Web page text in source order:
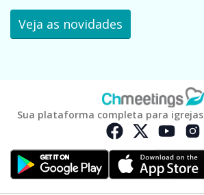
Veja as novidades
Sua plataforma completa para igrejas